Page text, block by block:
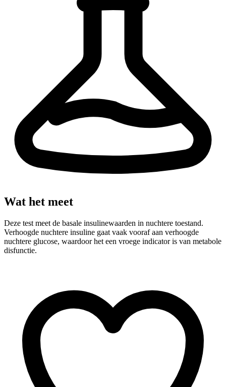
Wat het meet
Deze test meet de basale insulinewaarden in nuchtere toestand.
Verhoogde nuchtere insuline gaat vaak vooraf aan verhoogde
nuchtere glucose, waardoor het een vroege indicator is van metabole
disfunctie.